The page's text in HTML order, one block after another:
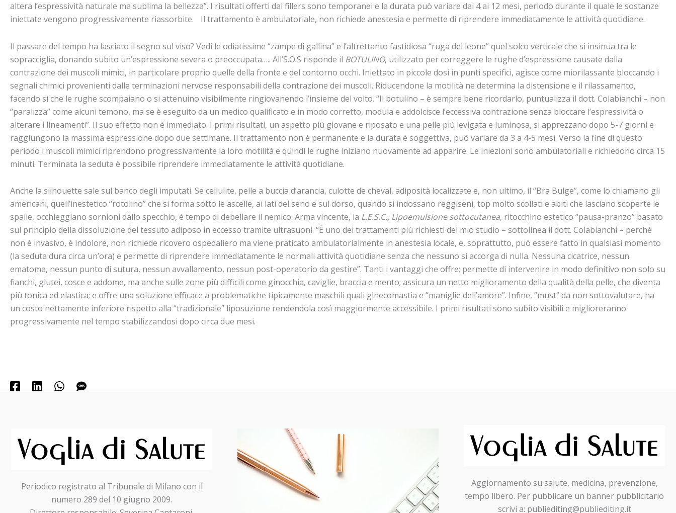
altera l’espressività naturale ma sublima la bellezza”. I risultati offerti dai fillers sono temporanei e la durata può variare dai 4 ai 12 mesi, periodo durante il quale le sostanze
iniettate vengono progressivamente riassorbite. Il trattamento è ambulatoriale, non richiede anestesia e permette di riprendere immediatamente le attività quotidiane.
Il passare del tempo ha lasciato il segno sul viso? Vedi le odiatissime “zampe di gallina” e l’altrettanto fastidiosa “ruga del leone” quel solco verticale che si insinua tra le
sopracciglia, donando subito un’espressione severa o preoccupata….. All’S.O.S risponde il BOTULINO, utilizzato per correggere le rughe d’espressione causate dalla
contrazione dei muscoli mimici, in particolare proprio quelle della fronte e del contorno occhi. Iniettato in piccole dosi in punti specifici, agisce come miorilassante bloccando i
segnali chimici provenienti dalle terminazioni nervose responsabili della contrazione dei muscoli. Riducendone la motilità ne determina la distensione e il rilassamento,
facendo sì che le rughe scompaiano o si attenuino visibilmente ringiovanendo l’insieme del volto. “Il botulino – è sempre bene ricordarlo, puntualizza il dott. Colabianchi – non
“paralizza” come alcuni temono, ma se è eseguito da un medico qualificato e in modo corretto, modula e addolcisce l’eccessiva contrazione senza bloccare l’espressività o
alterare i lineamenti”. Il suo effetto non è immediato. I primi risultati, un aspetto più giovane e riposato e una pelle più levigata e luminosa, si apprezzano dopo 5-7 giorni e
raggiungono la massima espressione dopo due settimane. Il trattamento non è permanente e la durata è soggettiva, può variare da 3 a 4-5 mesi. Verso la fine di questo
periodo i muscoli mimici riprendono progressivamente la loro motilità e quindi le rughe iniziano nuovamente ad apparire. Le iniezioni sono ambulatoriali e richiedono circa 15
minuti. Terminata la seduta è possibile riprendere immediatamente le attività quotidiane.
Anche la silhouette sale sul banco degli imputati. Se cellulite, pelle a buccia d’arancia, culotte de cheval, adiposità localizzate e, non ultimo, il “Bra Bulge”, come lo chiamano gli
americani, quell’inestetico “rotolino” che si forma sotto le ascelle, ai lati del seno e sul dorso, quando si indossano reggiseni, top molto scollati e abiti che lasciano scoperte le
spalle, occhieggiano sornioni dallo specchio, è tempo di debellare il nemico. Arma vincente, la L.E.S.C., Lipoemulsione sottocutanea, ritocchino estetico “pausa-pranzo” basato
sul principio della dissoluzione del tessuto adiposo in eccesso tramite ultrasuoni. “È uno dei trattamenti più richiesti del mio studio – sottolinea il dott. Colabianchi – perché
non è invasivo, è indolore, non richiede ricovero ospedaliero ma viene praticato ambulatorialmente in anestesia locale, e, soprattutto, può essere fatto in qualsiasi momento
(la seduta dura circa un’ora) e permette di riprendere immediatamente le normali attività quotidiane senza che nessuno si accorga di nulla. Nessuna cicatrice, nessun
ematoma, nessun punto di sutura, nessun avvallamento, nessun post-operatorio da gestire”. Tanti i vantaggi che offre: permette di intervenire in modo definitivo non solo su
fianchi, glutei, cosce e addome, ma anche sulle zone più difficili come ginocchia, caviglie, braccia e mento; assicura un netto miglioramento della qualità della pelle, che diventa
più tonica ed elastica; e offre una soluzione efficace a problematiche tipicamente maschili quali ginecomastia e “maniglie dell’amore”. Infine, “must” da non sottovalutare, ha
un costo nettamente inferiore rispetto alla “tradizionale” liposuzione rendendola così maggiormente accessibile. I primi risultati sono subito visibili e miglioreranno
progressivamente nel tempo stabilizzandosi dopo circa due mesi.
Periodico registrato al Tribunale di Milano con il
numero 289 del 10 giugno 2009.
Aggiornamento su salute, medicina, prevenzione,
tempo libero. Per pubblicare un banner pubblicitario
scrivi a: publiediting@publiediting.it